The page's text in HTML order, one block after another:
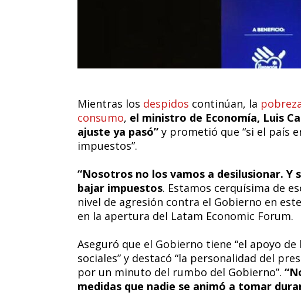
Mientras los despidos continúan, la
consumo, el ministro de Economía, Luis
ajuste ya pasó” y prometió que “si el país
impuestos”.
“Nosotros no los vamos a desilusionar. Y
bajar impuestos. Estamos cerquísima de
nivel de agresión contra el Gobierno en
en la apertura del Latam Economic Forum.
Aseguró que el Gobierno tiene “el apoyo
sociales” y destacó “la personalidad del
por un minuto del rumbo del Gobierno”.
medidas que nadie se animó a tomar